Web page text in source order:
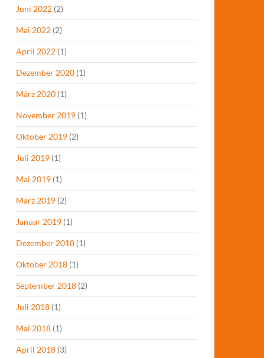
Juni 2022 (2)
Mai 2022 (2)
April 2022 (1)
Dezember 2020 (1)
März 2020 (1)
November 2019 (1)
Oktober 2019 (2)
Juli 2019 (1)
Mai 2019 (1)
März 2019 (2)
Januar 2019 (1)
Dezember 2018 (1)
Oktober 2018 (1)
September 2018 (2)
Juli 2018 (1)
Mai 2018 (1)
April 2018 (3)